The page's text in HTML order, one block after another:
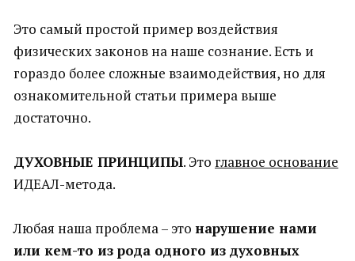
Это самый простой пример воздействия
физических законов на наше сознание. Есть и
гораздо более сложные взаимодействия, но для
ознакомительной статьи примера выше
достаточно.
ДУХОВНЫЕ ПРИНЦИПЫ. Это главное основание
ИДЕАЛ-метода.
Любая наша проблема – это нарушение нами
или кем-то из рода одного из духовных